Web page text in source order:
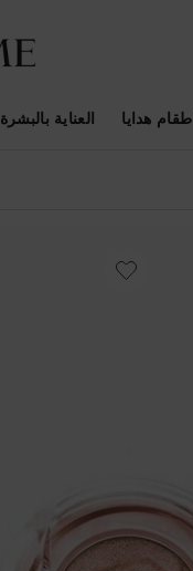
اطقام هدايا العناية بالبشرة